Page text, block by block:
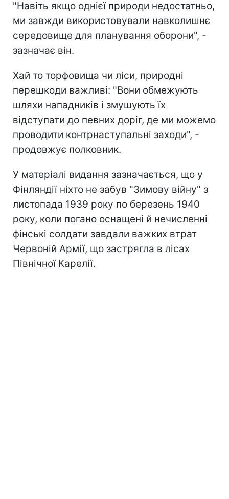
"Навіть якщо однієї природи недостатньо,
ми завжди використовували навколишнє
середовище для планування оборони", -
зазначає він.
Хай то торфовища чи ліси, природні
перешкоди важливі: "Вони обмежують
шляхи нападників і змушують їх
відступати до певних доріг, де ми можемо
проводити контрнаступальні заходи", -
продовжує полковник.
У матеріалі видання зазначається, що у
Фінляндії ніхто не забув "Зимову війну" з
листопада 1939 року по березень 1940
року, коли погано оснащені й нечисленні
фінські солдати завдали важких втрат
Червоній Армії, що застрягла в лісах
Північної Карелії.